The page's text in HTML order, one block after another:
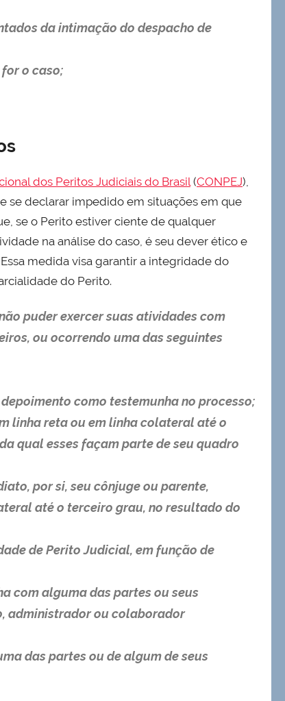
da intimação do despacho de
o caso;
dos Peritos Judiciais do Brasil (CONPEJ),
se declarar impedido em situações em que
se o Perito estiver ciente de qualquer
na análise do caso, é seu dever ético e
medida visa garantir a integridade do
do Perito.
puder exercer suas atividades com
ou ocorrendo uma das seguintes
como testemunha no processo;
linha reta ou em linha colateral até o
qual esses façam parte de seu quadro
por si, seu cônjuge ou parente,
até o terceiro grau, no resultado do
de Perito Judicial, em função de
com alguma das partes ou seus
administrador ou colaborador
das partes ou de algum de seus